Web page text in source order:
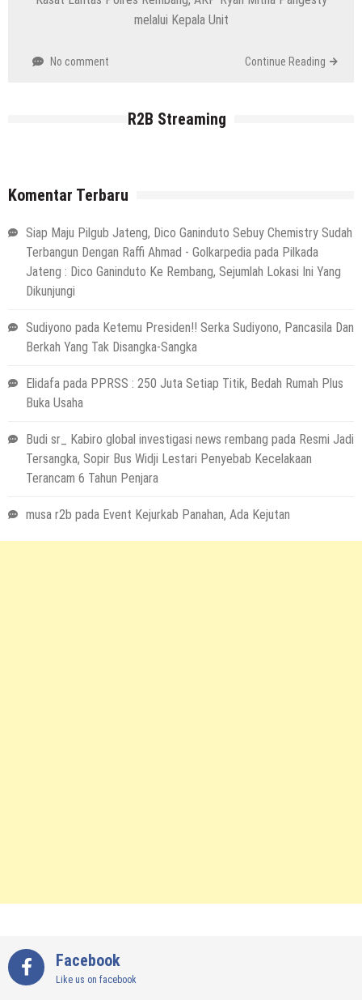
melalui Kepala Unit
No comment Continue Reading
R2B Streaming
Komentar Terbaru
Siap Maju Pilgub Jateng, Dico Ganinduto Sebuy Chemistry Sudah
Terbangun Dengan Raffi Ahmad - Golkarpedia pada Pilkada
Jateng : Dico Ganinduto Ke Rembang, Sejumlah Lokasi Ini Yang
Dikunjungi
Sudiyono pada Ketemu Presiden!! Serka Sudiyono, Pancasila Dan
Berkah Yang Tak Disangka-Sangka
Elidafa pada PPRSS : 250 Juta Setiap Titik, Bedah Rumah Plus
Buka Usaha
Budi sr_ Kabiro global investigasi news rembang pada Resmi Jadi
Tersangka, Sopir Bus Widji Lestari Penyebab Kecelakaan
Terancam 6 Tahun Penjara
musa r2b pada Event Kejurkab Panahan, Ada Kejutan
Facebook
Like us on facebook